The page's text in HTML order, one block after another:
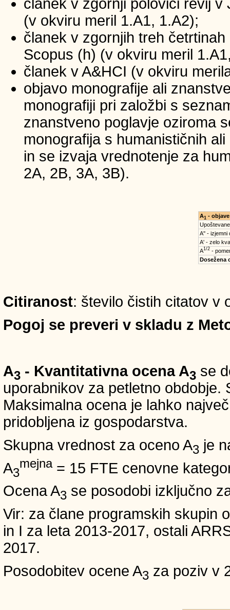
članek v zgornji polovici revij
(v okviru meril 1.A1, 1.A2);
članek v zgornjih treh
Scopus (h) (v okviru meril
članek v A&HCI (v okviru
objavo monografije ali
monografiji pri založbi s
znanstveno poglavje oziroma
monografija s humanističnih
in se izvaja vrednotenje za
2A, 2B, 3A, 3B).
A1 - objave
A'' - izjemni
A' - zelo
A1/2-
Dosežena
Citiranost: število čistih citatov v
Pogoj se preveri v skladu z
A3 - Kvantitativna ocena A3 se
uporabnikov za petletno obdobje.
Maksimalna ocena je lahko
pridobljena iz gospodarstva.
Skupna vrednost za oceno A3 je
A3
mejna= 15 FTE cenovne
Ocena A3 se posodobi izključno
Vir: za člane programskih skupin
in I za leta 2013-2017, ostali
2017.
Posodobitev ocene A3 za poziv v